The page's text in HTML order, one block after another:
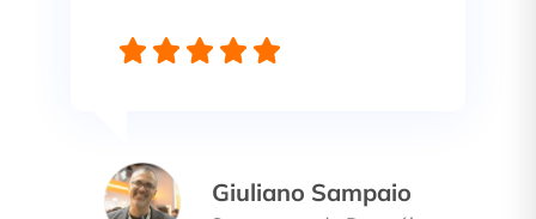
compras. A parte de compras é
muito completa. Te ajuda com
agilizam os processos.”